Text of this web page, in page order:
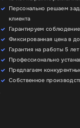
Персонально решаем
клиента
Гарантируем
Фиксированная цена в
Гарантия на работы 5 лет
Профессионально
Предлагаем
Собственное